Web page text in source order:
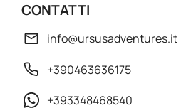
CONTATTI
info@ursusadventures.it
+390463636175
+393348468540